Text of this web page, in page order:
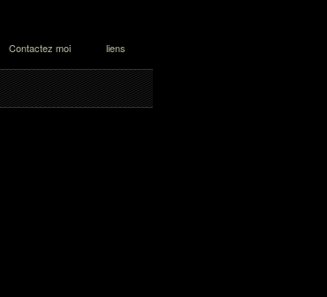
Contactez moi liens